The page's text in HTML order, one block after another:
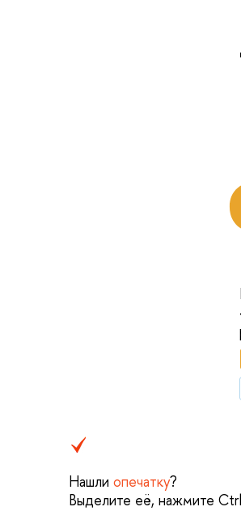
Нашли опечатку?
Выделите её, нажмите